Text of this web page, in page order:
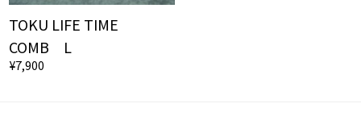
TOKU LIFE TIME
COMB L
¥7,900